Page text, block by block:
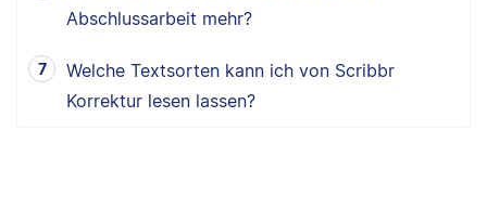
Abschlussarbeit mehr?
Welche Textsorten kann ich von Scribbr
Korrektur lesen lassen?